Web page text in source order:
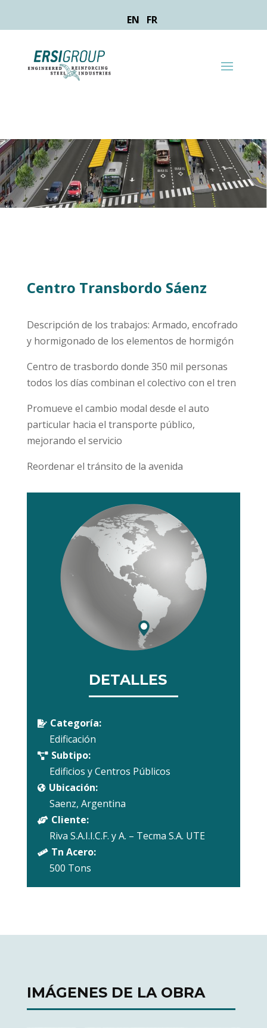
EN FR
Centro Transbordo Sáenz
Descripción de los trabajos: Armado, encofrado
y hormigonado de los elementos de hormigón
Centro de trasbordo donde 350 mil personas
todos los días combinan el colectivo con el tren
Promueve el cambio modal desde el auto
particular hacia el transporte público,
mejorando el servicio
Reordenar el tránsito de la avenida
DETALLES
 Categoría:
Edificación
 Subtipo:
Edificios y Centros Públicos
 Ubicación:
Saenz, Argentina
 Cliente:
Riva S.A.I.I.C.F. y A. – Tecma S.A. UTE
 Tn Acero:
500 Tons
IMÁGENES DE LA OBRA